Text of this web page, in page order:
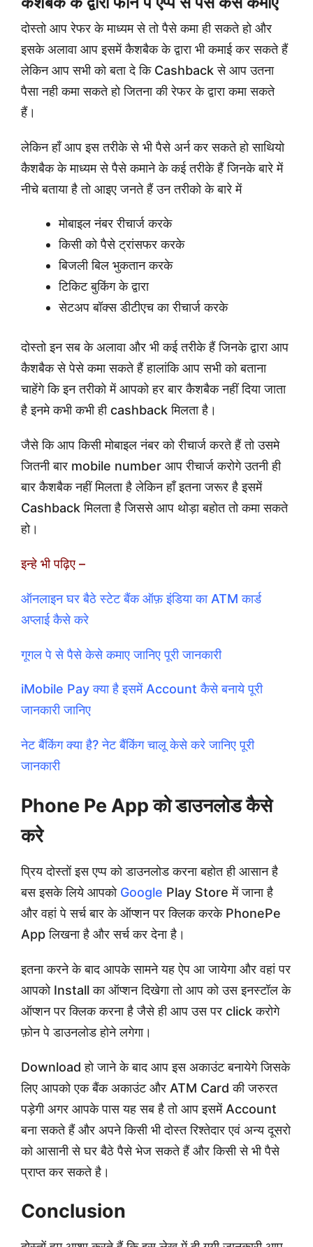
दोस्तो आप रेफर के माध्यम से तो पैसे कमा ही सकते हो और
इसके अलावा आप इसमें कैशबैक के द्वारा भी कमाई कर सकते हैं
लेकिन आप सभी को बता दे कि Cashback से आप उतना
पैसा नही कमा सकते हो जितना की रेफर के द्वारा कमा सकते
हैं।
लेकिन हाँ आप इस तरीके से भी पैसे अर्न कर सकते हो साथियो
कैशबैक के माध्यम से पैसे कमाने के कई तरीके हैं जिनके बारे में
नीचे बताया है तो आइए जनते हैं उन तरीको के बारे में
मोबाइल नंबर रीचार्ज करके
किसी को पैसे ट्रांसफर करके
बिजली बिल भुकतान करके
टिकिट बुकिंग के द्वारा
सेटअप बॉक्स डीटीएच का रीचार्ज करके
दोस्तो इन सब के अलावा और भी कई तरीके हैं जिनके द्वारा आप
कैशबैक से पेसे कमा सकते हैं हालांकि आप सभी को बताना
चाहेंगे कि इन तरीको में आपको हर बार कैशबैक नहीं दिया जाता
है इनमे कभी कभी ही cashback मिलता है।
जैसे कि आप किसी मोबाइल नंबर को रीचार्ज करते हैं तो उसमे
जितनी बार mobile number आप रीचार्ज करोगे उतनी ही
बार कैशबैक नहीं मिलता है लेकिन हाँ इतना जरूर है इसमें
Cashback मिलता है जिससे आप थोड़ा बहोत तो कमा सकते
हो।
इन्हे भी पढ़िए –
ऑनलाइन घर बैठे स्टेट बैंक ऑफ़ इंडिया का ATM कार्ड
अप्लाई कैसे करे
गूगल पे से पैसे केसे कमाए जानिए पूरी जानकारी
iMobile Pay क्या है इसमें Account कैसे बनाये पूरी
जानकारी जानिए
नेट बैंकिंग क्या है? नेट बैंकिंग चालू केसे करे जानिए पूरी
जानकारी
Phone Pe App को डाउनलोड कैसे
करे
प्रिय दोस्तों इस एप्प को डाउनलोड करना बहोत ही आसान है
बस इसके लिये आपको Google Play Store में जाना है
और वहां पे सर्च बार के ऑप्शन पर क्लिक करके PhonePe
App लिखना है और सर्च कर देना है।
इतना करने के बाद आपके सामने यह ऐप आ जायेगा और वहां पर
आपको Install का ऑप्शन दिखेगा तो आप को उस इनस्टॉल के
ऑप्शन पर क्लिक करना है जैसे ही आप उस पर click करोगे
फ़ोन पे डाउनलोड होने लगेगा।
Download हो जाने के बाद आप इस अकाउंट बनायेगे जिसके
लिए आपको एक बैंक अकाउंट और ATM Card की जरुरत
पड़ेगी अगर आपके पास यह सब है तो आप इसमें Account
बना सकते हैं और अपने किसी भी दोस्त रिश्तेदार एवं अन्य दूसरो
को आसानी से घर बैठे पैसे भेज सकते हैं और किसी से भी पैसे
प्राप्त कर सकते है।
Conclusion